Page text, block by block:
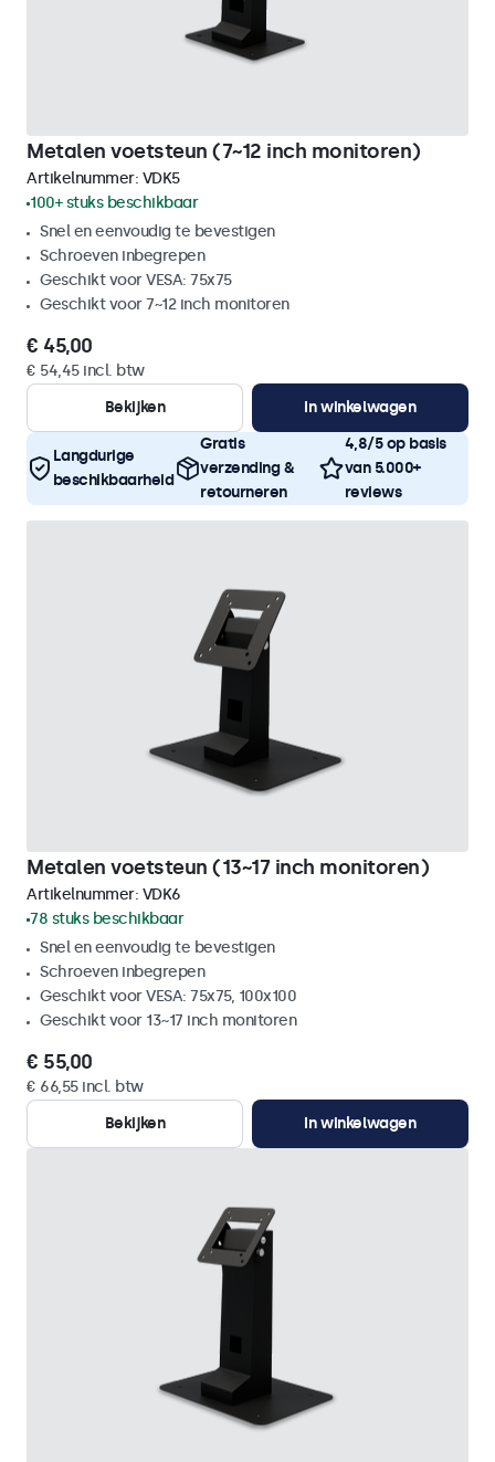
Metalen voetsteun (7~12 inch monitoren)
Artikelnummer: VDK5
100+ stuks beschikbaar
Snel en eenvoudig te bevestigen
Schroeven inbegrepen
Geschikt voor VESA: 75x75
Geschikt voor 7~12 inch monitoren
€ 45,00
€ 54,45 incl. btw
Bekijken
In winkelwagen
Langdurige
beschikbaarheid
Gratis
verzending &
retourneren
4,8/5 op basis
van 5.000+
reviews
Metalen voetsteun (13~17 inch monitoren)
Artikelnummer: VDK6
78 stuks beschikbaar
Snel en eenvoudig te bevestigen
Schroeven inbegrepen
Geschikt voor VESA: 75x75, 100x100
Geschikt voor 13~17 inch monitoren
€ 55,00
€ 66,55 incl. btw
Bekijken
In winkelwagen